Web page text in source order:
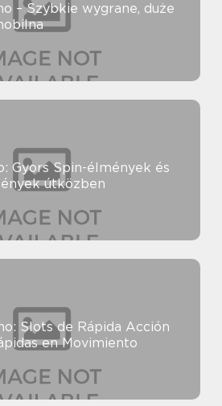
– Szybkie wygrane, duże
Gyors Spin-élmények és
útközben
Slots de Rápida Acción
en Movimiento